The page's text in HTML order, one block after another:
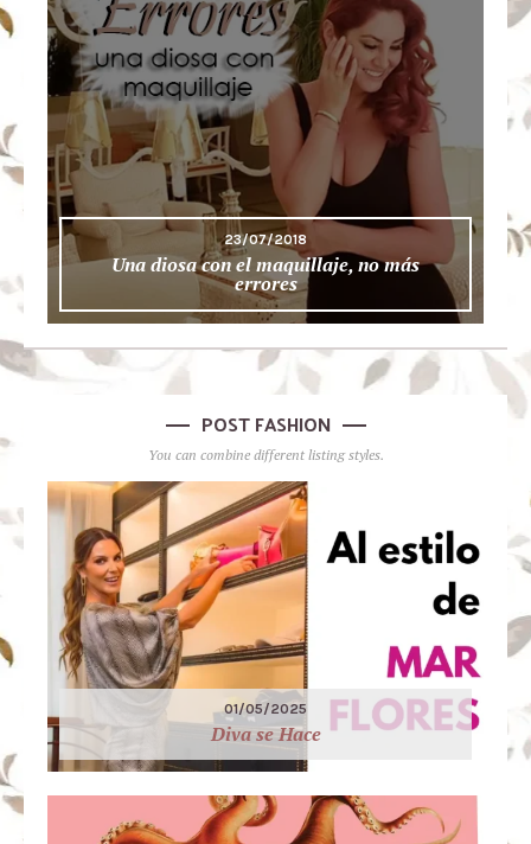
23/07/2018
Una diosa con el maquillaje, no más
errores
POST FASHION
You can combine different listing styles.
01/05/2025
Diva se Hace